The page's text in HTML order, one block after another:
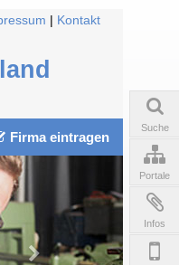
Kontakt
Firma eintragen
Suche
Portale
Infos